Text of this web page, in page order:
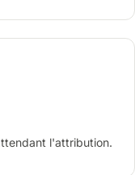
l'attribution.